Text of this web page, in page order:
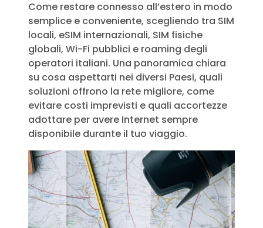
Come restare connesso all’estero in modo
semplice e conveniente, scegliendo tra SIM
locali, eSIM internazionali, SIM fisiche
globali, Wi-Fi pubblici e roaming degli
operatori italiani. Una panoramica chiara
su cosa aspettarti nei diversi Paesi, quali
soluzioni offrono la rete migliore, come
evitare costi imprevisti e quali accortezze
adottare per avere Internet sempre
disponibile durante il tuo viaggio.